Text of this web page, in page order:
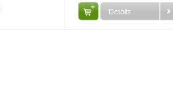
Details